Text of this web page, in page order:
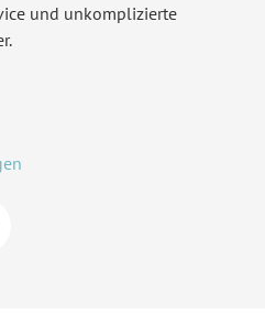
und unkomplizierte